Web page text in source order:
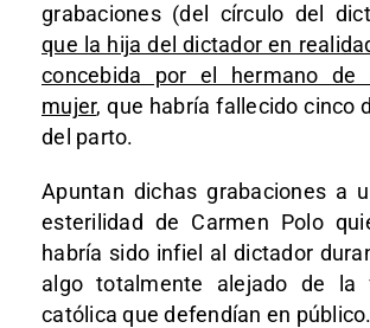
grabaciones (del círculo del
que la hija del dictador en
concebida por el hermano
mujer, que habría fallecido cinco
del parto.
Apuntan dichas grabaciones a
esterilidad de Carmen Polo
habría sido infiel al dictador
algo totalmente alejado de la
católica que defendían en público.